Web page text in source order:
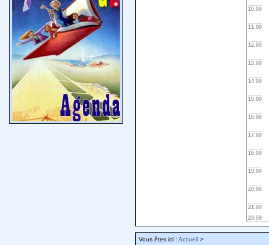
10:00
11:00
12:00
13:00
14:00
15:00
16:00
17:00
18:00
19:00
20:00
21:00
23:59
Vous êtes ici : Accueil >